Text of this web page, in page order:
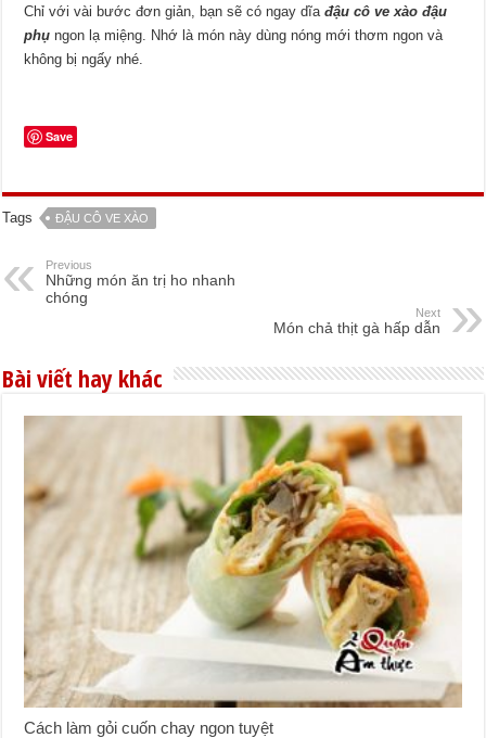
Chỉ với vài bước đơn giản, bạn sẽ có ngay dĩađậu cô ve xào đậu
phụ ngon lạ miệng. Nhớ là món này dùng nóng mới thơm ngon và
không bị ngấy nhé.
Save
Tags ĐẬU CÔ VE XÀO
Previous
Những món ăn trị ho nhanh
chóng
Next
Món chả thịt gà hấp dẫn
Bài viết hay khác
Cách làm gỏi cuốn chay ngon tuyệt